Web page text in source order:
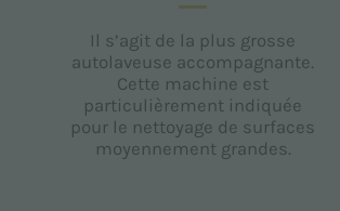
Il s’agit de la plus grosse
autolaveuse accompagnante.
Cette machine est
particulièrement indiquée
pour le nettoyage de surfaces
moyennement grandes.